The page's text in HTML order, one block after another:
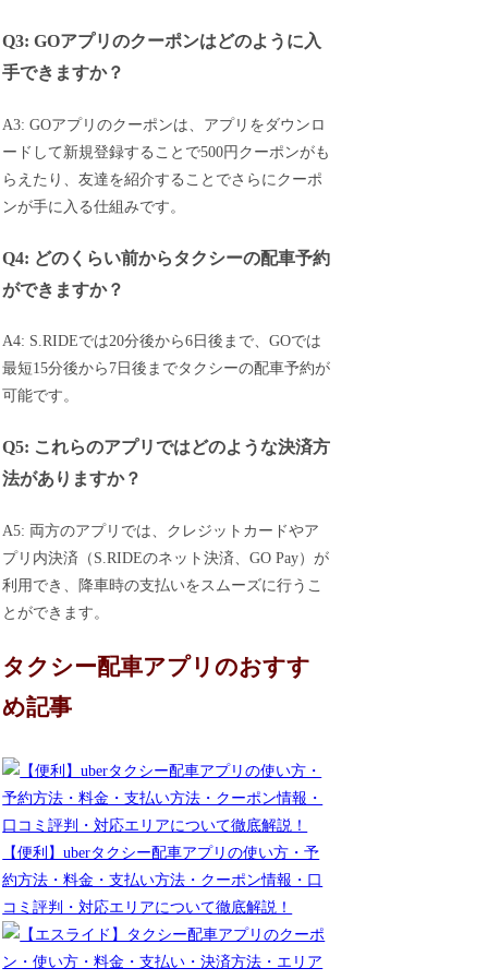
Q3: GOアプリのクーポンはどのように入
手できますか？
A3: GOアプリのクーポンは、アプリをダウンロ
ードして新規登録することで500円クーポンがも
らえたり、友達を紹介することでさらにクーポ
ンが手に入る仕組みです。
Q4: どのくらい前からタクシーの配車予約
ができますか？
A4: S.RIDEでは20分後から6日後まで、GOでは
最短15分後から7日後までタクシーの配車予約が
可能です。
Q5: これらのアプリではどのような決済方
法がありますか？
A5: 両方のアプリでは、クレジットカードやア
プリ内決済（S.RIDEのネット決済、GO Pay）が
利用でき、降車時の支払いをスムーズに行うこ
とができます。
タクシー配車アプリのおすす
め記事
【便利】uberタクシー配車アプリの使い方・予
約方法・料金・支払い方法・クーポン情報・口
コミ評判・対応エリアについて徹底解説！